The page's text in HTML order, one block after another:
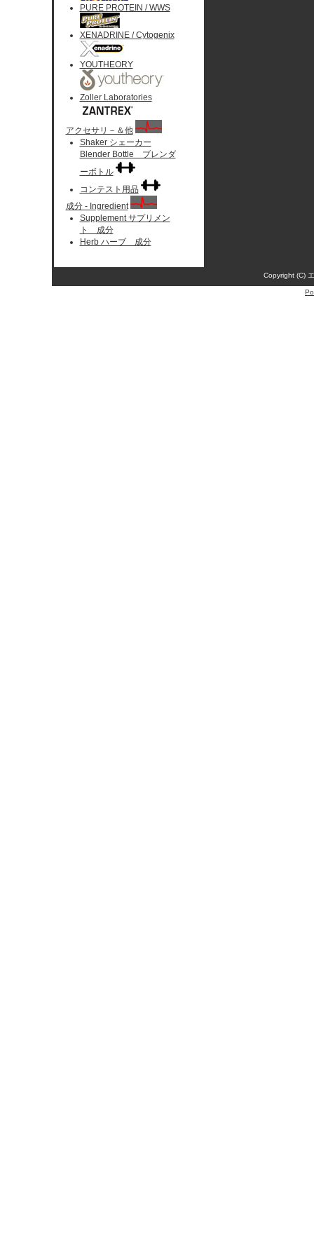
PURE PROTEIN / WWS
XENADRINE / Cytogenix
YOUTHEORY
Zoller Laboratories
アクセサリ－＆他
Shaker シェーカー
Blender Bottle ブレンダ
ーボトル
コンテスト用品
成分 - Ingredient
Supplement サプリメン
ト 成分
Herb ハーブ 成分
Copyright (C)